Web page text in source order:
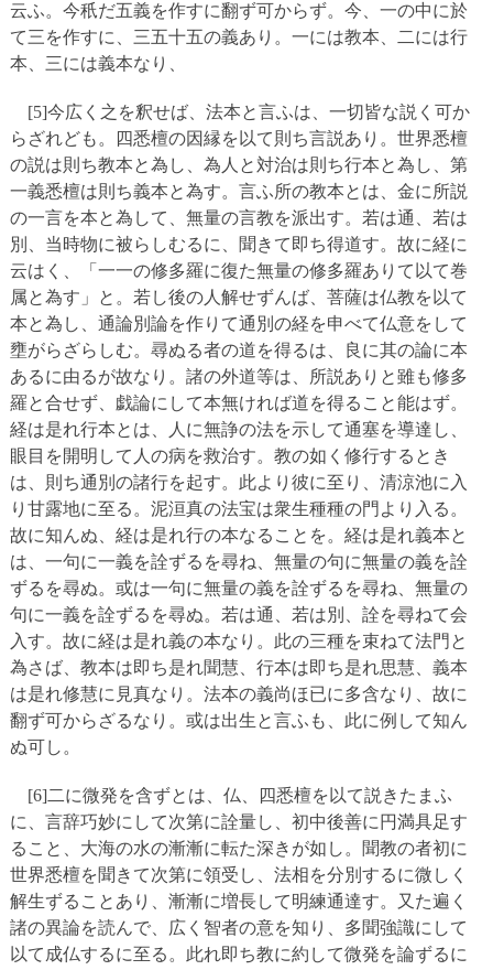
云ふ。今秖だ五義を作すに翻ず可からず。今、一の中に於
て三を作すに、三五十五の義あり。一には教本、二には行
本、三には義本なり、
[5]今広く之を釈せば、法本と言ふは、一切皆な説く可か
らざれども。四悉檀の因縁を以て則ち言説あり。世界悉檀
の説は則ち教本と為し、為人と対治は則ち行本と為し、第
一義悉檀は則ち義本と為す。言ふ所の教本とは、金に所説
の一言を本と為して、無量の言教を派出す。若は通、若は
別、当時物に被らしむるに、聞きて即ち得道す。故に経に
云はく、「一一の修多羅に復た無量の修多羅ありて以て巻
属と為す」と。若し後の人解せずんば、菩薩は仏教を以て
本と為し、通論別論を作りて通別の経を申べて仏意をして
壅がらざらしむ。尋ぬる者の道を得るは、良に其の論に本
あるに由るが故なり。諸の外道等は、所説ありと雖も修多
羅と合せず、戯論にして本無ければ道を得ること能はず。
経は是れ行本とは、人に無諍の法を示して通塞を導達し、
眼目を開明して人の病を救治す。教の如く修行するとき
は、則ち通別の諸行を起す。此より彼に至り、清涼池に入
り甘露地に至る。泥洹真の法宝は衆生種種の門より入る。
故に知んぬ、経は是れ行の本なることを。経は是れ義本と
は、一句に一義を詮ずるを尋ね、無量の句に無量の義を詮
ずるを尋ぬ。或は一句に無量の義を詮ずるを尋ね、無量の
句に一義を詮ずるを尋ぬ。若は通、若は別、詮を尋ねて会
入す。故に経は是れ義の本なり。此の三種を束ねて法門と
為さば、教本は即ち是れ聞慧、行本は即ち是れ思慧、義本
は是れ修慧に見真なり。法本の義尚ほ已に多含なり、故に
翻ず可からざるなり。或は出生と言ふも、此に例して知ん
ぬ可し。
[6]二に微発を含ずとは、仏、四悉檀を以て説きたまふ
に、言辞巧妙にして次第に詮量し、初中後善に円満具足す
ること、大海の水の漸漸に転た深きが如し。聞教の者初に
世界悉檀を聞きて次第に領受し、法相を分別するに微しく
解生ずることあり、漸漸に増長して明練通達す。又た遍く
諸の異論を読んで、広く智者の意を知り、多聞強識にして
以て成仏するに至る。此れ即ち教に約して微発を論ずるに